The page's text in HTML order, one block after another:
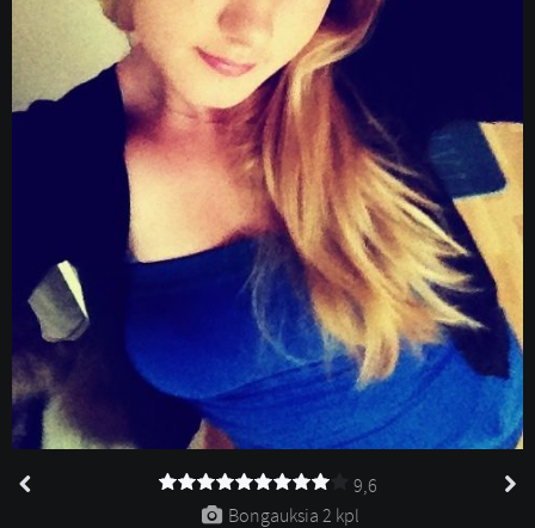
9,6
Bongauksia 2 kpl